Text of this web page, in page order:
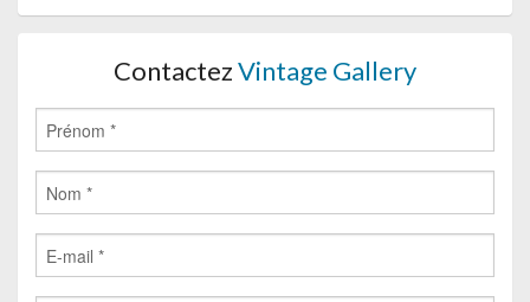
ContactezVintage Gallery